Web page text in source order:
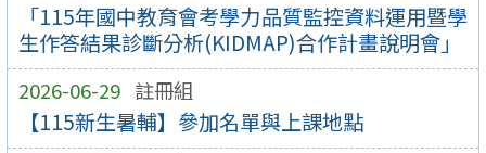
「115年國中教育會考學力品質監控資料運用暨學
生作答結果診斷分析(KIDMAP)合作計畫說明會」
2026-06-29 註冊組
【115新生暑輔】參加名單與上課地點